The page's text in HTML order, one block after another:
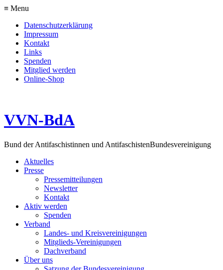
≡ Menu
Datenschutzerklärung
Impressum
Kontakt
Links
Spenden
Mitglied werden
Online-Shop
VVN-BdA
Bund der Antifaschistinnen und AntifaschistenBundesvereinigung
Aktuelles
Presse
Pressemitteilungen
Newsletter
Kontakt
Aktiv werden
Spenden
Verband
Landes- und Kreisvereinigungen
Mitglieds-Vereinigungen
Dachverband
Über uns